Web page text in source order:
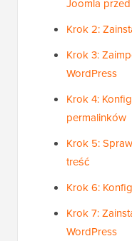
Joomla
Krok 2:
Krok 3:
WordPress
Krok 4:
permalinków
Krok 5:
treść
Krok 6:
Krok 7:
WordPress